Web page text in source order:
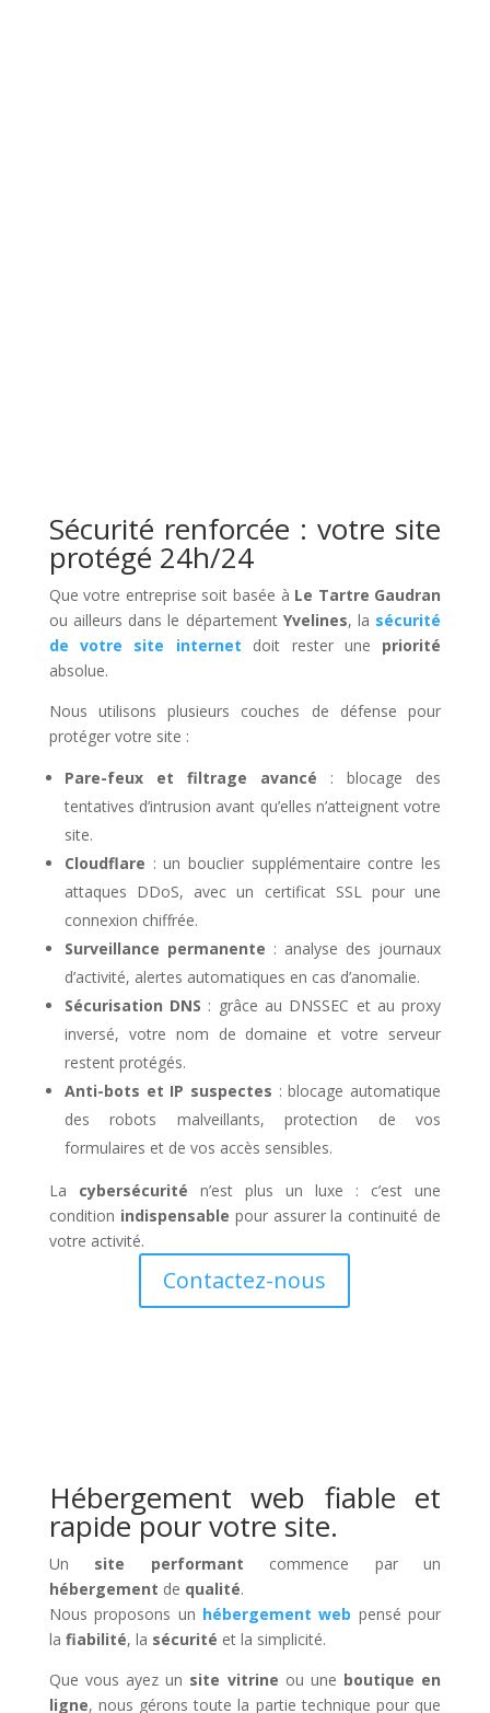
Sécurité renforcée : votre site
protégé 24h/24
Que votre entreprise soit basée à Le Tartre Gaudran
ou ailleurs dans le département Yvelines, la sécurité
de votre site internet doit rester une priorité
absolue.
Nous utilisons plusieurs couches de défense pour
protéger votre site :
Pare-feux et filtrage avancé : blocage des
tentatives d’intrusion avant qu’elles n’atteignent votre
site.
Cloudflare : un bouclier supplémentaire contre les
attaques DDoS, avec un certificat SSL pour une
connexion chiffrée.
Surveillance permanente : analyse des journaux
d’activité, alertes automatiques en cas d’anomalie.
Sécurisation DNS : grâce au DNSSEC et au proxy
inversé, votre nom de domaine et votre serveur
restent protégés.
Anti-bots et IP suspectes : blocage automatique
des robots malveillants, protection de vos
formulaires et de vos accès sensibles.
La cybersécurité n’est plus un luxe : c’est une
condition indispensable pour assurer la continuité de
votre activité.
Contactez-nous
Hébergement web fiable et
rapide pour votre site.
Un site performant commence par un
hébergement de qualité.
Nous proposons un hébergement web pensé pour
la fiabilité, la sécurité et la simplicité.
Que vous ayez un site vitrine ou une boutique en
ligne, nous gérons toute la partie technique pour que